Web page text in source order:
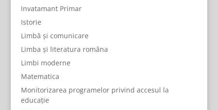
Invatamant Primar
Istorie
Limbă și comunicare
Limba și literatura româna
Limbi moderne
Matematica
Monitorizarea programelor privind accesul la
educație